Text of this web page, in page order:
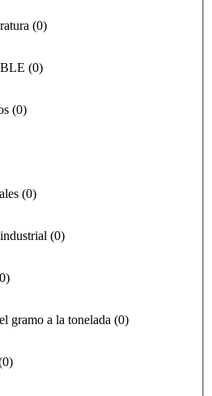
(0)
(0)
(0)
(0)
(0)
0)
gramo a la tonelada (0)
0)